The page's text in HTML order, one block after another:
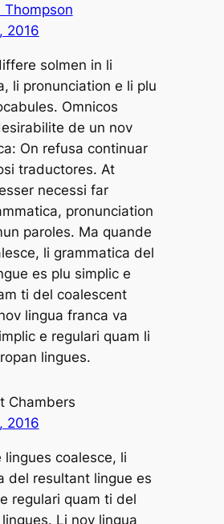
Thompson
2016
solmen in li
li pronunciation e li plu
Omnicos
de un nov
On refusa continuar
traductores. At
necessi far
pronunciation
paroles. Ma quande
li grammatica del
es plu simplic e
ti del coalescent
lingua franca va
e regulari quam li
lingues.
Chambers
2016
lingues coalesce, li
del resultant lingue es
regulari quam ti del
Li nov lingua